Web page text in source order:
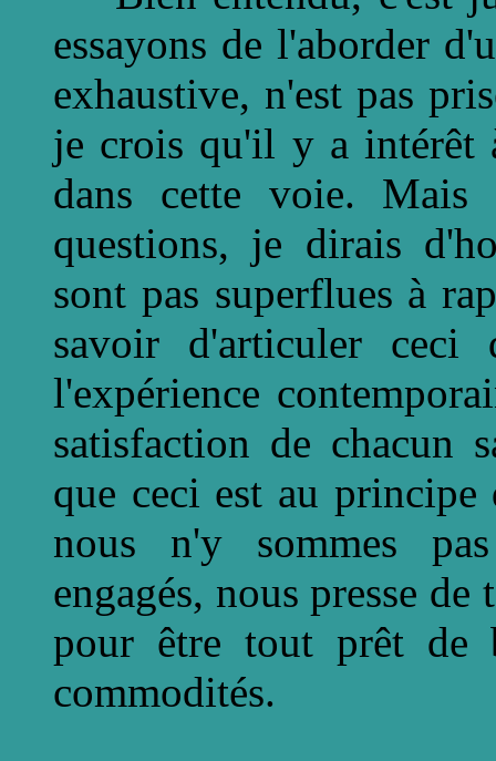
essayons de l'aborder
exhaustive, n'est pas
je crois qu'il y a intérêt
dans cette voie. Mais
questions, je dirais
sont pas superflues à
savoir d'articuler ceci
l'expérience
satisfaction de chacun
que ceci est au
nous n'y sommes
engagés, nous presse de
pour être tout prêt de
commodités.